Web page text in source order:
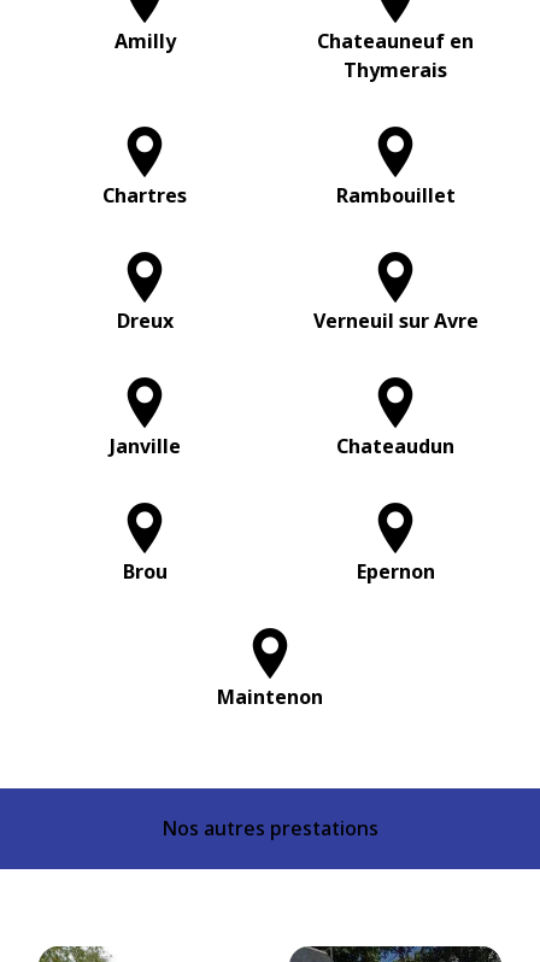
Amilly
Chateauneuf en
Thymerais
Chartres Rambouillet
Dreux Verneuil sur Avre
Janville Chateaudun
Brou Epernon
Maintenon
Nos autres prestations